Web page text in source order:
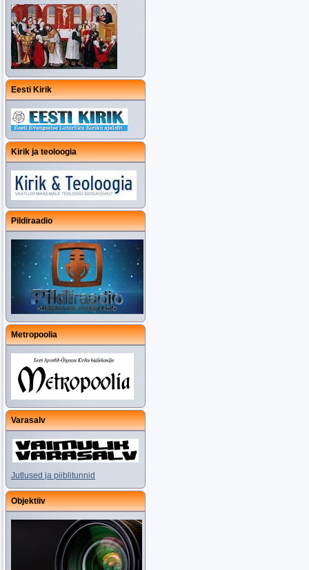
Eesti Kirik
Kirik ja teoloogia
Pildiraadio
Metropoolia
Varasalv
Jutlused ja piiblitunnid
Objektiiv